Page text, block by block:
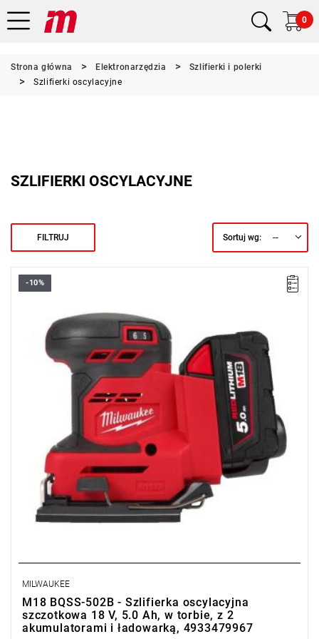
0
Strona główna Elektronarzędzia
Szlifierki i polerki
Szlifierki oscylacyjne
SZLIFIERKI OSCYLACYJNE
FILTRUJ Sortuj wg: --
Wytrzymała szlifierka oscylacyjna z bardzo wydajnym silnikiem
co umożliwia szybsze usuwanie materiału.
Kup produkt objęty promocją MILWAUKEE® Redemption Classic,
zarejestruj fakturę i odbierz dodatkowy akumulator za 2 zł.
Promocja wyłącznie dla podmiotów posiadających NIP.
Sprawdź szczegóły promocji
-10%
MILWAUKEE
M18 BQSS-502B - Szlifierka oscylacyjna
szczotkowa 18 V, 5.0 Ah, w torbie, z 2
akumulatorami i ładowarką, 4933479967